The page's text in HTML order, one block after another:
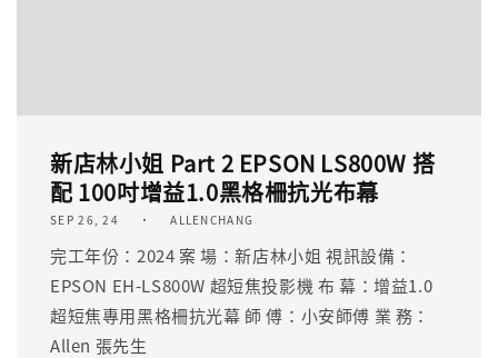
新店林小姐 Part 2 EPSON LS800W 搭
配 100吋增益1.0黑格柵抗光布幕
SEP 26, 24 ALLENCHANG
完工年份：2024 案 場：新店林小姐 視訊設備：
EPSON EH-LS800W 超短焦投影機 布 幕：增益1.0
超短焦專用黑格柵抗光幕 師 傅：小安師傅 業 務：
Allen 張先生